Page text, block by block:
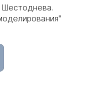
Шестоднева.